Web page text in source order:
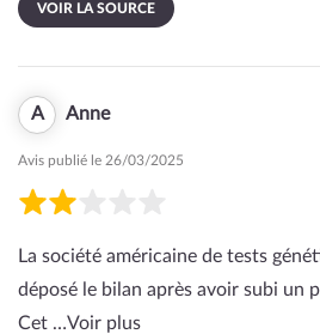
VOIR LA SOURCE
A Anne
Avis publié le 26/03/2025
La société américaine de tests
déposé le bilan après avoir subi un
Cet …Voir plus